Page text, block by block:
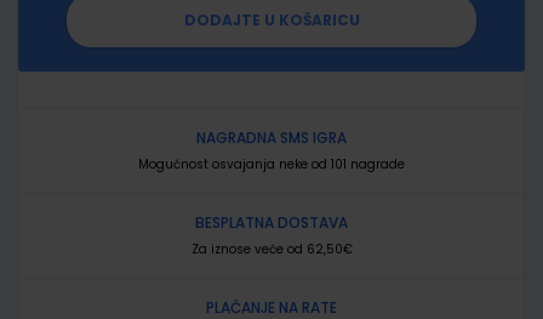
DODAJTE U KOŠARICU
NAGRADNA SMS IGRA
Mogućnost osvajanja neke od 101 nagrade
BESPLATNA DOSTAVA
Za iznose veće od 62,50€
PLAĆANJE NA RATE